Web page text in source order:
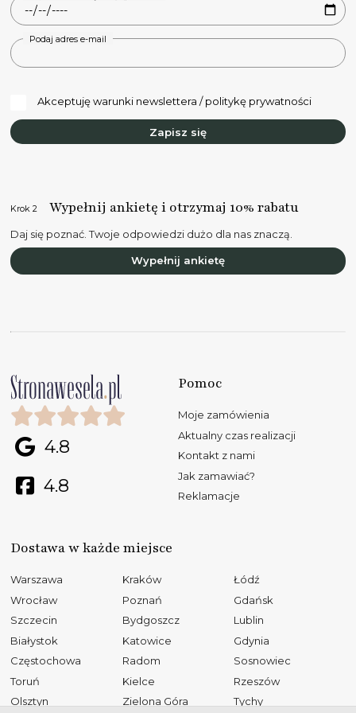
Podaj adres e-mail
Akceptuję warunki newslettera / politykę prywatności
Zapisz się
Krok 2 Wypełnij ankietę i otrzymaj 10% rabatu
Daj się poznać. Twoje odpowiedzi dużo dla nas znaczą.
Wypełnij ankietę
4.8
4.8
Pomoc
Moje zamówienia
Aktualny czas realizacji
Kontakt z nami
Jak zamawiać?
Reklamacje
Dostawa w każde miejsce
Warszawa Kraków
Łódź
Wrocław
Poznań
Gdańsk
Szczecin
Bydgoszcz
Lublin
Białystok
Katowice
Gdynia
Częstochowa
Radom
Sosnowiec
Toruń
Kielce
Rzeszów
Olsztyn
Zielona Góra Tychy